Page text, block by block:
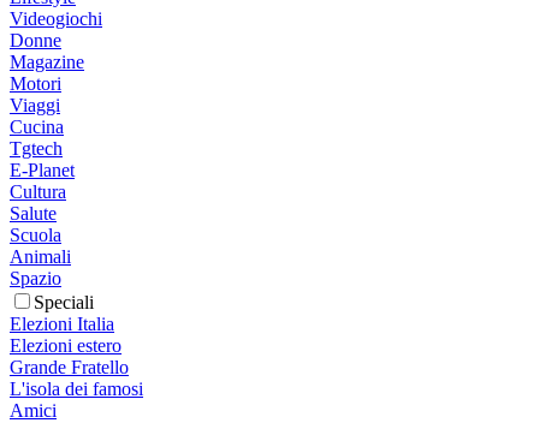
Videogiochi
Donne
Magazine
Motori
Viaggi
Cucina
Tgtech
E-Planet
Cultura
Salute
Scuola
Animali
Spazio
Speciali
Elezioni Italia
Elezioni estero
Grande Fratello
L'isola dei famosi
Amici